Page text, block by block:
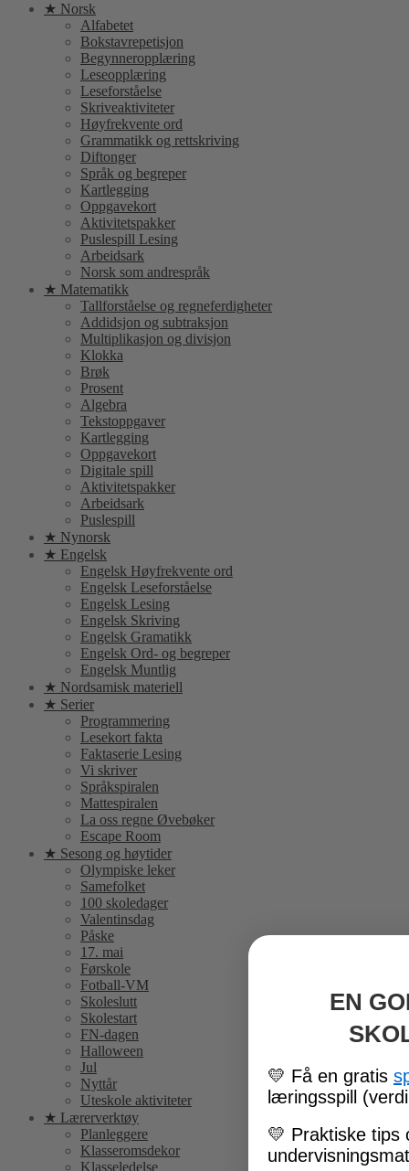
★ Norsk
Alfabetet
Bokstavrepetisjon
Begynneropplæring
Leseopplæring
Leseforståelse
Skriveaktiviteter
Høyfrekvente ord
Grammatikk og rettskriving
Diftonger
Språk og begreper
Kartlegging
Oppgavekort
Aktivitetspakker
Puslespill Lesing
Arbeidsark
Norsk som andrespråk
★ Matematikk
Tallforståelse og regneferdigheter
Addidsjon og subtraksjon
Multiplikasjon og divisjon
Klokka
Brøk
Prosent
Algebra
Tekstoppgaver
Kartlegging
Oppgavekort
Digitale spill
Aktivitetspakker
Arbeidsark
Puslespill
★ Nynorsk
★ Engelsk
Engelsk Høyfrekvente ord
Engelsk Leseforståelse
Engelsk Lesing
Engelsk Skriving
Engelsk Gramatikk
Engelsk Ord- og begreper
Engelsk Muntlig
★ Nordsamisk materiell
★ Serier
Programmering
Lesekort fakta
Faktaserie Lesing
Vi skriver
Språkspiralen
Mattespiralen
La oss regne Øvebøker
Escape Room
★ Sesong og høytider
Olympiske leker
Samefolket
100 skoledager
Valentinsdag
Påske
17. mai
Førskole
Fotball-VM
Skoleslutt
Skolestart
FN-dagen
Halloween
Jul
Nyttår
Uteskole aktiviteter
★ Lærerverktøy
Planleggere
Klasseromsdekor
Klasseledelse
EN
💛 Få en gratis
læringsspill
💛 Praktiske tips